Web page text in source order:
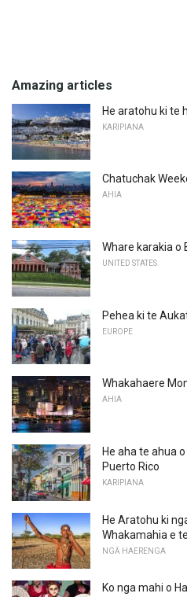
Amazing articles
He aratohu ki te
KARIPIANA
Chatuchak
AHIA
Whare karakia o
UNITED STATES
Pehea ki te
EUROPE
Whakahaere
AHIA
He aha te ahua
Puerto Rico
KARIPIANA
He Aratohu ki
Whakamahia e
NGĀ HAERENGA
Ko nga mahi o